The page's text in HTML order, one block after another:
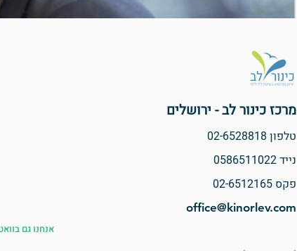
מרכז כינור לב - ירושלים
טלפון 02-6528818
נייד 0586511022
פקס 02-6512165
office@kinorlev.com
אנחנו גם